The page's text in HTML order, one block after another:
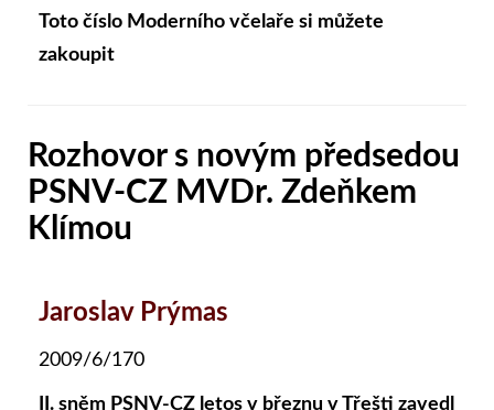
Toto číslo Moderního včelaře si můžete
zakoupit
Rozhovor s novým předsedou
PSNV-CZ MVDr. Zdeňkem
Klímou
Jaroslav Prýmas
2009/6/170
II. sněm PSNV-CZ letos v březnu v Třešti zavedl